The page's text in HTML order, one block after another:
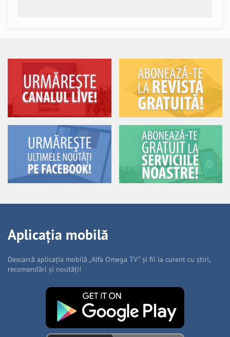
Aplicația mobilă
Descarcă aplicația mobilă „Alfa Omega TV” și fii la curent cu știri,
recomandări și noutăți!